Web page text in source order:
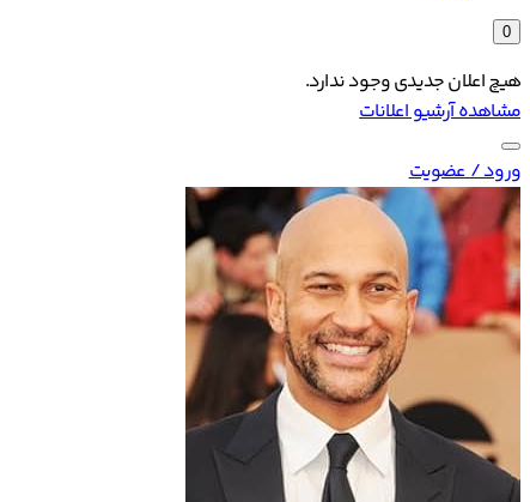
0
هیچ اعلان جدیدی وجود ندارد.
مشاهده آرشیو اعلانات
ورود / عضویت